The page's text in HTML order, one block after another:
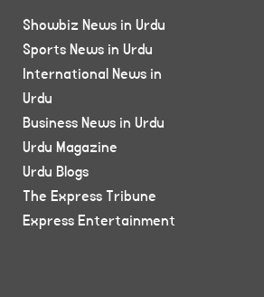
Showbiz News in Urdu
Sports News in Urdu
International News in
Urdu
Business News in Urdu
Urdu Magazine
Urdu Blogs
The Express Tribune
Express Entertainment